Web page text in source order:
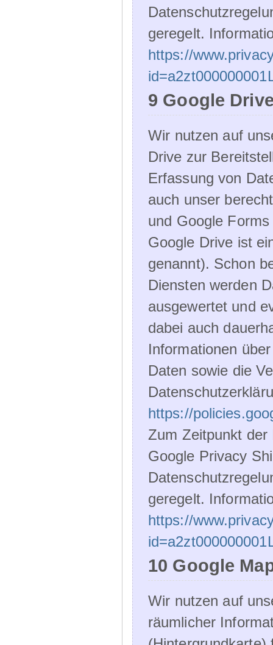
geregelt.
https://
9 Google
Wir nutzen auf
Drive zur
Erfassung von
auch unser
und Google
Google Drive ist
genannt). Schon
Diensten werden
ausgewertet und
dabei auch
Informationen
Daten sowie die
https://
Zum Zeitpunkt der
Google Privacy
geregelt.
https://
10 Google
Wir nutzen auf
räumlicher